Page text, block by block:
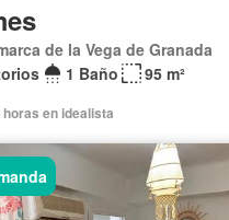
de la Vega de Granada
1 Baño 95 m²
en idealista